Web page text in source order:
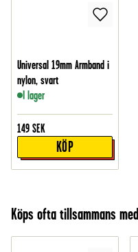
Universal 19mm Armband i
nylon, svart
I lager
149 SEK
KÖP
Köps ofta tillsammans med